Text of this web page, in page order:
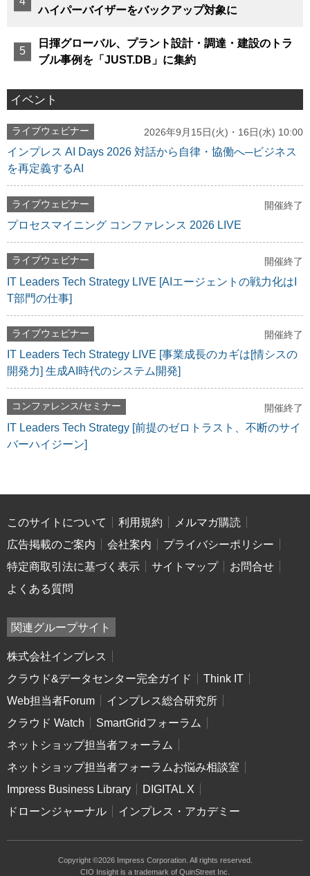
ハイパーバイザーをバックアップ対象に
日揮グローバル、プラント設計・調達・建設のトラ
ブル事例を「JUST.DB」に集約
イベント
ライブウェビナー 2026年9月15日(火)・16日(水) 10:00
インプレス AI Days 2026 対話から自律・協働へ─ビジネス
を再定義するAI
ライブウェビナー 開催終了
プロセスマイニング コンファレンス 2026 LIVE
ライブウェビナー 開催終了
IT Leaders Tech Strategy LIVE [AIエージェントの戦力化はI
T部門の仕事]
ライブウェビナー 開催終了
IT Leaders Tech Strategy LIVE [事業成長のカギは[情シスの
開発力] 生成AI時代のシステム開発]
コンファレンス/セミナー 開催終了
IT Leaders Tech Strategy [前提のゼロトラスト、不断のサイ
バーハイジーン]
このサイトについて 利用規約
メルマガ購読
広告掲載のご案内
会社案内
プライバシーポリシー
特定商取引法に基づく表示
サイトマップ
お問合せ
よくある質問
関連グループサイト
株式会社インプレス
クラウド&データセンター完全ガイド
Think IT
Web担当者Forum
インプレス総合研究所
クラウド Watch
SmartGridフォーラム
ネットショップ担当者フォーラム
ネットショップ担当者フォーラムお悩み相談室
Impress Business Library
DIGITAL X
ドローンジャーナル
インプレス・アカデミー
Copyright ©2026 Impress Corporation. All rights reserved.
CIO Insight is a trademark of QuinStreet Inc.